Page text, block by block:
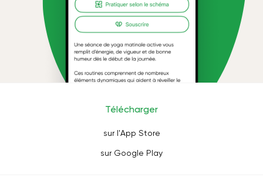
Télécharger
sur l'App Store
sur Google Play